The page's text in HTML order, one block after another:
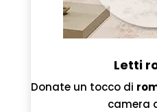
Letti
Donate un tocco di
camera